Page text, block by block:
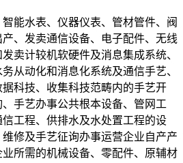
水表、仪器仪表、管材管件、阀
、发卖通信设备、电子配件、无线
卖计较机软硬件及消息集成系统、
从动化和消息化系统及通信手艺、
科技、收集科技范畴内的手艺开
手艺办事公共根本设备、管网工
工程、供排水及水处置工程的设
修及手艺征询办事运营企业自产产
所需的机械设备、零配件、原辅材